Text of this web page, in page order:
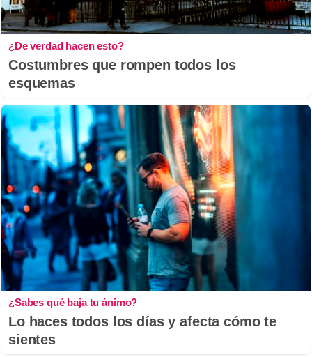
¿De verdad hacen esto?
Costumbres que rompen todos los
esquemas
¿Sabes qué baja tu ánimo?
Lo haces todos los días y afecta cómo te
sientes